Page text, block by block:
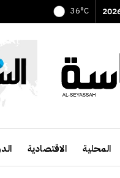
36°C
المحلية الاقتصادية